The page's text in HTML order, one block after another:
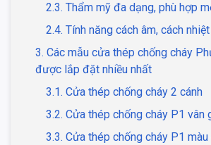
2.3. Thẩm mỹ đa dạng, phù hợp
2.4. Tính năng cách âm, cách
3. Các mẫu cửa thép chống cháy
được lắp đặt nhiều nhất
3.1. Cửa thép chống cháy 2 cánh
3.2. Cửa thép chống cháy P1 vân
3.3. Cửa thép chống cháy P1